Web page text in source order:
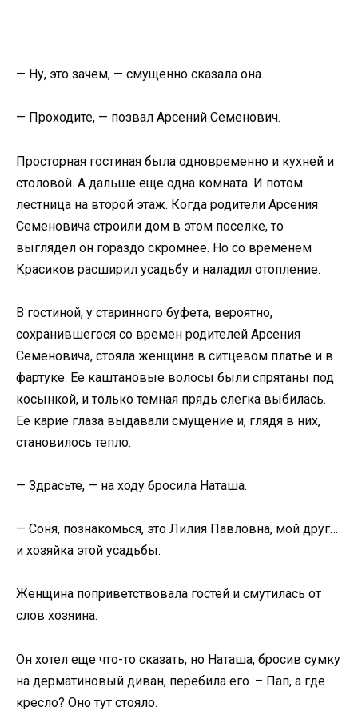
— Ну, это зачем, — смущенно сказала она.
— Проходите, — позвал Арсений Семенович.
Просторная гостиная была одновременно и кухней и
столовой. А дальше еще одна комната. И потом
лестница на второй этаж. Когда родители Арсения
Семеновича строили дом в этом поселке, то
выглядел он гораздо скромнее. Но со временем
Красиков расширил усадьбу и наладил отопление.
В гостиной, у старинного буфета, вероятно,
сохранившегося со времен родителей Арсения
Семеновича, стояла женщина в ситцевом платье и в
фартуке. Ее каштановые волосы были спрятаны под
косынкой, и только темная прядь слегка выбилась.
Ее карие глаза выдавали смущение и, глядя в них,
становилось тепло.
— Здрасьте, — на ходу бросила Наташа.
— Соня, познакомься, это Лилия Павловна, мой друг…
и хозяйка этой усадьбы.
Женщина поприветствовала гостей и смутилась от
слов хозяина.
Он хотел еще что-то сказать, но Наташа, бросив сумку
на дерматиновый диван, перебила его. – Пап, а где
кресло? Оно тут стояло.